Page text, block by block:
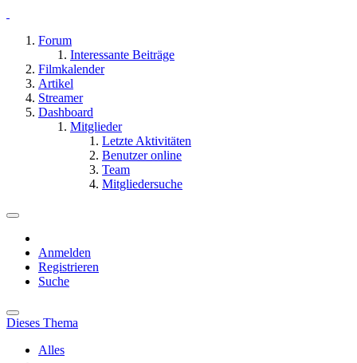
Forum
Interessante Beiträge
Filmkalender
Artikel
Streamer
Dashboard
Mitglieder
Letzte Aktivitäten
Benutzer online
Team
Mitgliedersuche
Anmelden
Registrieren
Suche
Dieses Thema
Alles